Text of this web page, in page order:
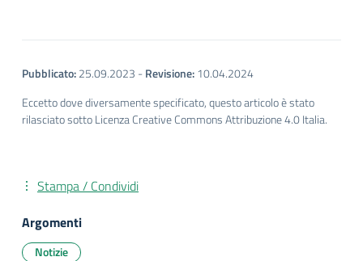
Pubblicato:25.09.2023 -Revisione:10.04.2024
Eccetto dove diversamente specificato, questo articolo è stato
rilasciato sotto Licenza Creative Commons Attribuzione 4.0 Italia.
Stampa / Condividi
Argomenti
Notizie